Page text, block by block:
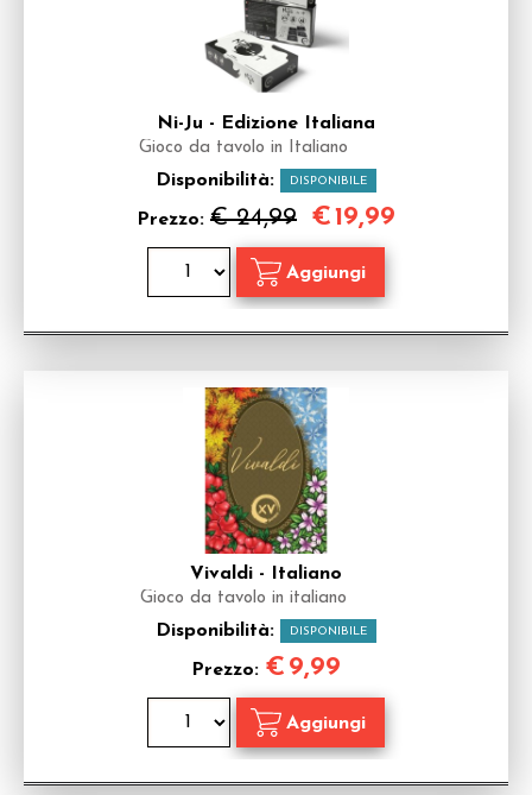
Ni-Ju - Edizione Italiana
Gioco da tavolo in Italiano
Disponibilità: DISPONIBILE
Prezzo: € 24,99 €19,99
Vivaldi - Italiano
Gioco da tavolo in italiano
Disponibilità: DISPONIBILE
Prezzo: € 9,99